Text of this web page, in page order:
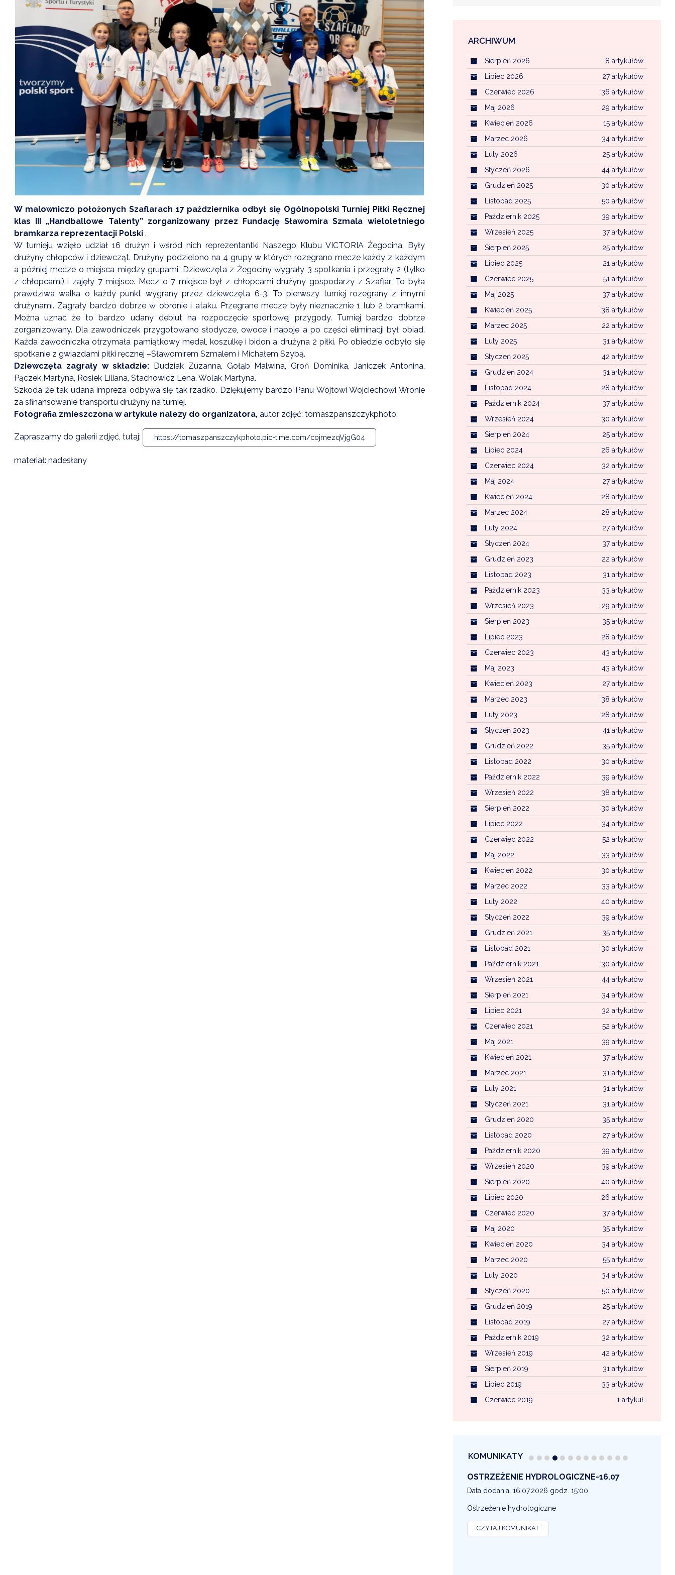
ZDROWIE
ROLNICTWO
CZYSTE POWIETRZE EKOINTERWENCJA
WFOŚ CZYSTE POWIETRZE
CENTRALNA EWIDENCJA EMISYJNOŚCI
GOSPODARKA ODPADAMI KOMUNALNYMI
KOMUNIKACJA
PRZYDATNE STRONY
W malowniczo położonych Szaflarach 17 października odbył się Ogólnopolski Turniej Piłki Ręcznej
klas III „Handballowe Talenty” zorganizowany przez Fundację Sławomira Szmala wieloletniego
bramkarza reprezentacji Polski .
W turnieju wzięło udział 16 drużyn i wśród nich reprezentantki Naszego Klubu VICTORIA Żegocina. Były
drużyny chłopców i dziewcząt. Drużyny podzielono na 4 grupy w których rozegrano mecze każdy z każdym
a później mecze o miejsca między grupami. Dziewczęta z Żegociny wygrały 3 spotkania i przegrały 2 (tylko
z chłopcami) i zajęły 7 miejsce. Mecz o 7 miejsce był z chłopcami drużyny gospodarzy z Szaflar. To była
prawdziwa walka o każdy punkt wygrany przez dziewczęta 6-3. To pierwszy turniej rozegrany z innymi
drużynami. Zagrały bardzo dobrze w obronie i ataku. Przegrane mecze były nieznacznie 1 lub 2 bramkami.
Można uznać że to bardzo udany debiut na rozpoczęcie sportowej przygody. Turniej bardzo dobrze
zorganizowany. Dla zawodniczek przygotowano słodycze, owoce i napoje a po części eliminacji był obiad.
Każda zawodniczka otrzymała pamiątkowy medal, koszulkę i bidon a drużyna 2 piłki. Po obiedzie odbyło się
spotkanie z gwiazdami piłki ręcznej –Sławomirem Szmalem i Michałem Szybą.
Dziewczęta zagrały w składzie: Dudziak Zuzanna, Gołąb Malwina, Groń Dominika, Janiczek Antonina,
Pączek Martyna, Rosiek Liliana, Stachowicz Lena, Wolak Martyna.
Szkoda że tak udana impreza odbywa się tak rzadko. Dziękujemy bardzo Panu Wójtowi Wojciechowi Wronie
za sfinansowanie transportu drużyny na turniej.
Fotografia zmieszczona w artykule nalezy do organizatora, autor zdjęć: tomaszpanszczykphoto.
Zapraszamy do galerii zdjęć, tutaj: https://tomaszpanszczykphoto.pic-time.com/cojmezqVjgG04
materiał: nadesłany
ARCHIWUM
8 artykułów
Sierpień 2026
27 artykułów
Lipiec 2026
36 artykułów
Czerwiec 2026
29 artykułów
Maj 2026
15 artykułów
Kwiecień 2026
34 artykułów
Marzec 2026
25 artykułów
Luty 2026
44 artykułów
Styczeń 2026
30 artykułów
Grudzień 2025
50 artykułów
Listopad 2025
39 artykułów
Październik 2025
37 artykułów
Wrzesień 2025
25 artykułów
Sierpień 2025
21 artykułów
Lipiec 2025
51 artykułów
Czerwiec 2025
37 artykułów
Maj 2025
38 artykułów
Kwiecień 2025
22 artykułów
Marzec 2025
31 artykułów
Luty 2025
42 artykułów
Styczeń 2025
31 artykułów
Grudzień 2024
28 artykułów
Listopad 2024
37 artykułów
Październik 2024
30 artykułów
Wrzesień 2024
25 artykułów
Sierpień 2024
26 artykułów
Lipiec 2024
32 artykułów
Czerwiec 2024
27 artykułów
Maj 2024
28 artykułów
Kwiecień 2024
28 artykułów
Marzec 2024
27 artykułów
Luty 2024
37 artykułów
Styczeń 2024
22 artykułów
Grudzień 2023
31 artykułów
Listopad 2023
33 artykułów
Październik 2023
29 artykułów
Wrzesień 2023
35 artykułów
Sierpień 2023
28 artykułów
Lipiec 2023
43 artykułów
Czerwiec 2023
43 artykułów
Maj 2023
27 artykułów
Kwiecień 2023
38 artykułów
Marzec 2023
28 artykułów
Luty 2023
41 artykułów
Styczeń 2023
35 artykułów
Grudzień 2022
30 artykułów
Listopad 2022
39 artykułów
Październik 2022
38 artykułów
Wrzesień 2022
30 artykułów
Sierpień 2022
34 artykułów
Lipiec 2022
52 artykułów
Czerwiec 2022
33 artykułów
Maj 2022
30 artykułów
Kwiecień 2022
33 artykułów
Marzec 2022
40 artykułów
Luty 2022
39 artykułów
Styczeń 2022
35 artykułów
Grudzień 2021
30 artykułów
Listopad 2021
30 artykułów
Październik 2021
44 artykułów
Wrzesień 2021
34 artykułów
Sierpień 2021
32 artykułów
Lipiec 2021
52 artykułów
Czerwiec 2021
39 artykułów
Maj 2021
37 artykułów
Kwiecień 2021
31 artykułów
Marzec 2021
31 artykułów
Luty 2021
31 artykułów
Styczeń 2021
35 artykułów
Grudzień 2020
27 artykułów
Listopad 2020
39 artykułów
Październik 2020
39 artykułów
Wrzesień 2020
40 artykułów
Sierpień 2020
26 artykułów
Lipiec 2020
37 artykułów
Czerwiec 2020
35 artykułów
Maj 2020
34 artykułów
Kwiecień 2020
55 artykułów
Marzec 2020
34 artykułów
Luty 2020
50 artykułów
Styczeń 2020
25 artykułów
Grudzień 2019
27 artykułów
Listopad 2019
32 artykułów
Październik 2019
42 artykułów
Wrzesień 2019
31 artykułów
Sierpień 2019
33 artykułów
Lipiec 2019
1 artykuł
Czerwiec 2019
KOMUNIKATY
OSTRZEŻENIE METEOROLOGICZNE 16-07
Data dodania: 16.07.2026 godz. 14:30
OSTRZEŻENIE METEOROLOGICZNE
CZYTAJ KOMUNIKAT